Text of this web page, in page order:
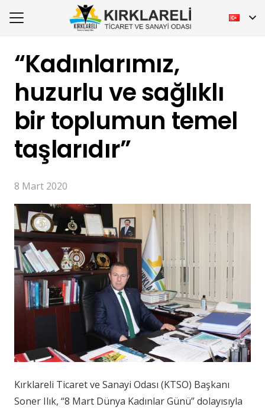
“Kadınlarımız,
huzurlu ve sağlıklı
bir toplumun temel
taşlarıdır”
8 Mart 2020
Kırklareli Ticaret ve Sanayi Odası (KTSO) Başkanı
Soner Ilık, “8 Mart Dünya Kadınlar Günü” dolayısıyla